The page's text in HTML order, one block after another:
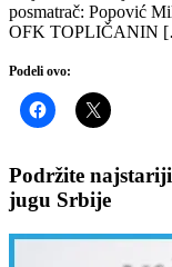
posmatrač: Popović
OFK TOPLIČANIN
Podeli ovo:
Podržite
jugu Srbije